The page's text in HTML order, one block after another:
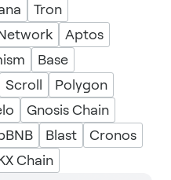
Tron
Aptos
Base
Scroll
Polygon
Gnosis Chain
Blast
Cronos
Chain